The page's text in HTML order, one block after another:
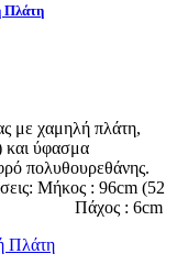
Πλάτη
με χαμηλή πλάτη,
και ύφασμα
πολυθουρεθάνης.
Μήκος : 96cm (52
: 6cm